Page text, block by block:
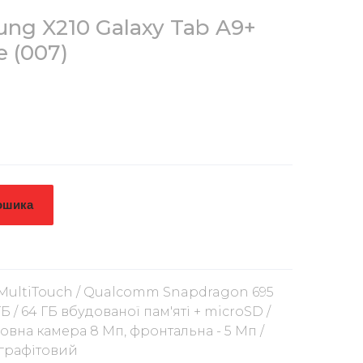
X210 Galaxy Tab A9+
(007)
MultiTouch / Qualcomm Snapdragon 695
/ 64 ГБ вбудованої пам'яті + microSD /
камера 8 Мп, фронтальна - 5 Мп /